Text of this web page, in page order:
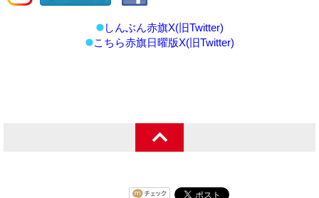
しんぶん赤旗X(旧Twitter)
こちら赤旗日曜版X(旧Twitter)